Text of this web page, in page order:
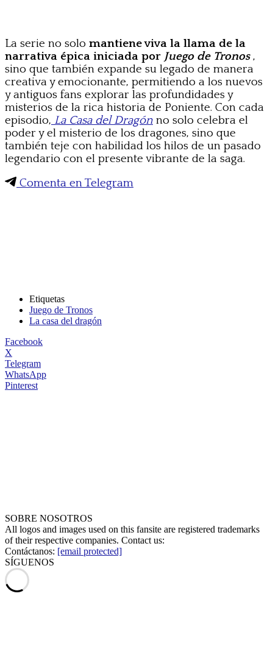
La serie no solo mantiene viva la llama de la
narrativa épica iniciada por Juego de Tronos ,
sino que también expande su legado de manera
creativa y emocionante, permitiendo a los nuevos
y antiguos fans explorar las profundidades y
misterios de la rica historia de Poniente. Con cada
episodio, La Casa del Dragón no solo celebra el
poder y el misterio de los dragones, sino que
también teje con habilidad los hilos de un pasado
legendario con el presente vibrante de la saga.
Comenta en Telegram
Etiquetas
Juego de Tronos
La casa del dragón
Facebook
X
Telegram
WhatsApp
Pinterest
SOBRE NOSOTROS
All logos and images used on this fansite are registered trademarks
of their respective companies. Contact us:
Contáctanos: [email protected]
SÍGUENOS